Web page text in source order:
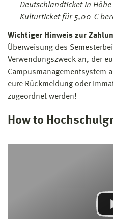
Deutschlandticket in
Kulturticket für 5,00 €
Wichtiger Hinweis zur
Überweisung des
Verwendungszweck an, der
Campusmanagementsystem
eure Rückmeldung oder
zugeordnet werden!
How to